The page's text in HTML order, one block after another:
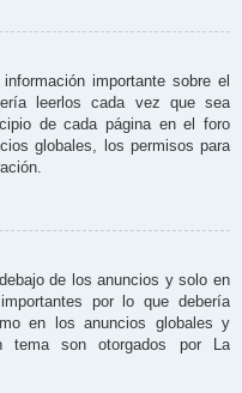
importante sobre el
leerlos cada vez que sea
de cada página en el foro
globales, los permisos para
de los anuncios y solo en
por lo que debería
en los anuncios globales y
tema son otorgados por La